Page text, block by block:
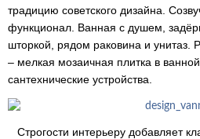
традицию советского дизайна.
функционал. Ванная с душем,
шторкой, рядом раковина и унитаз.
– мелкая мозаичная плитка в
сантехнические устройства.
Строгости интерьеру добавляет